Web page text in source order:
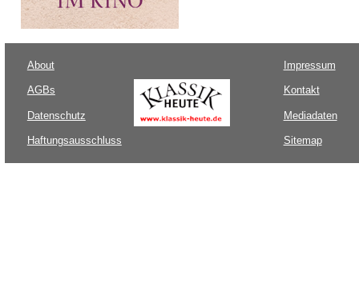
About
AGBs
Datenschutz
Haftungsausschluss
Impressum
Kontakt
Mediadaten
Sitemap